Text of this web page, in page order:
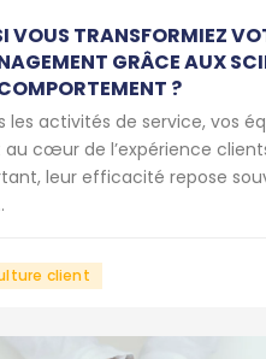
VOUS TRANSFORMIEZ
GRÂCE AUX
?
les activités de service, vos
au cœur de l’expérience
leur efficacité repose
client